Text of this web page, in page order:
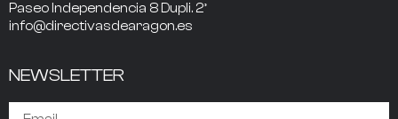
Paseo Independencia 8 Dupli. 2º
info@directivasdearagon.es
NEWSLETTER